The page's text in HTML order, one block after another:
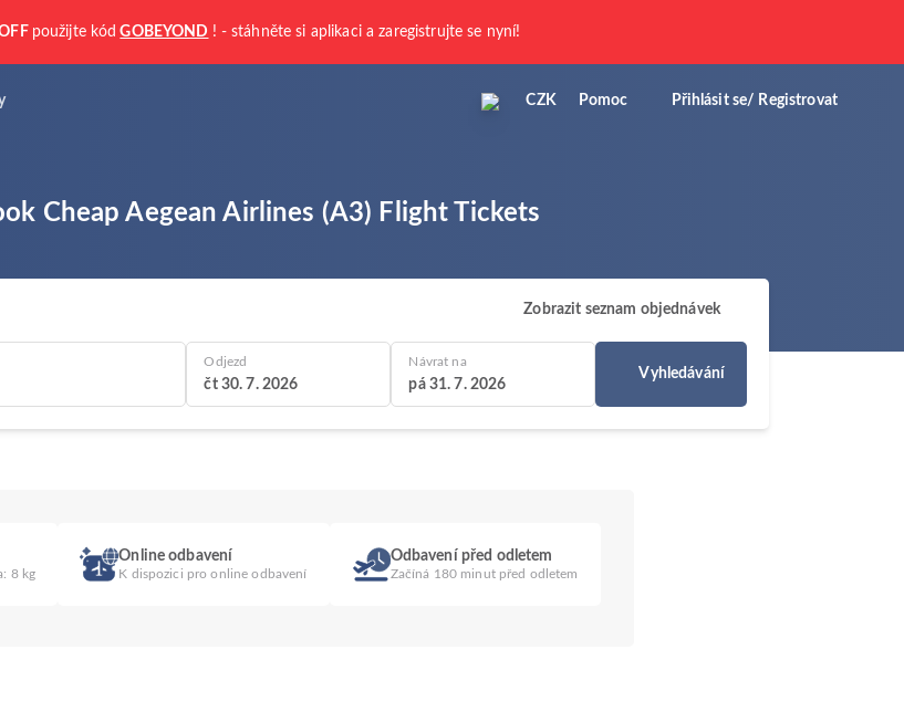
použijte kód GOBEYOND ! - stáhněte si aplikaci a zaregistrujte se nyní!
CZK Pomoc Přihlásit se/ Registrovat
Cheap Aegean Airlines (A3) Flight Tickets
Zobrazit seznam objednávek
Odjezd
čt 30. 7. 2026
Návrat na
pá 31. 7. 2026
Vyhledávání
8 kg
Online odbavení
K dispozici pro online odbavení
Odbavení před odletem
Začíná 180 minut před odletem